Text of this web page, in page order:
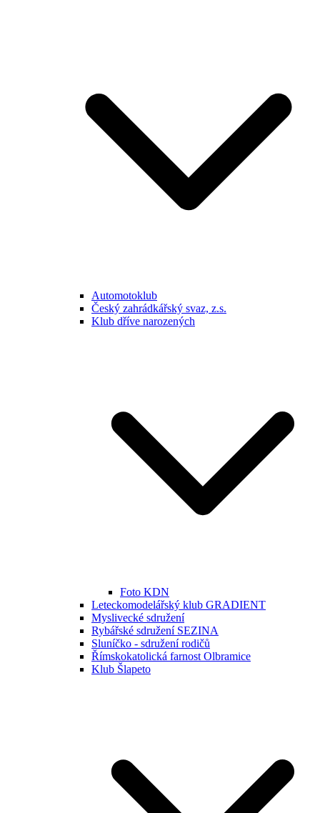
Automotoklub
Český zahrádkářský svaz, z.s.
Klub dříve narozených
Foto KDN
Leteckomodelářský klub GRADIENT
Myslivecké sdružení
Rybářské sdružení SEZINA
Sluníčko - sdružení rodičů
Římskokatolická farnost Olbramice
Klub Šlapeto